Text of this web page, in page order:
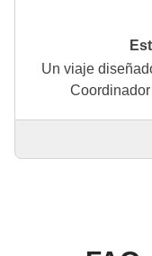
Un viaje
Este es un viaje
WeRoad puedes